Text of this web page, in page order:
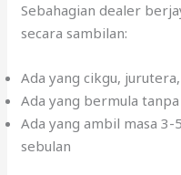
Sebahagian dealer
secara sambilan:
Ada yang cikgu,
Ada yang bermula
Ada yang ambil masa
sebulan